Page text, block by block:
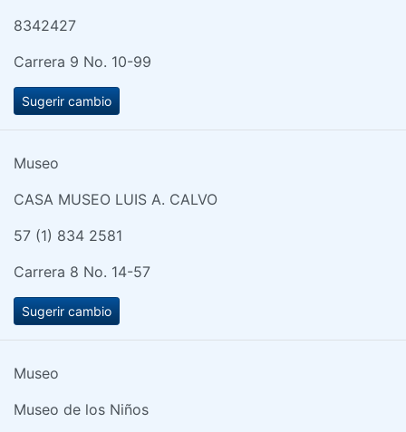
8342427
Carrera 9 No. 10-99
Sugerir cambio
Museo
CASA MUSEO LUIS A. CALVO
57 (1) 834 2581
Carrera 8 No. 14-57
Sugerir cambio
Museo
Museo de los Niños